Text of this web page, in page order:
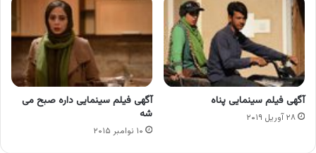
آگهی فیلم سینمایی پناه
۲۸ آوریل ۲۰۱۹
آگهی فیلم سینمایی داره صبح می
شه
۱۰ نوامبر ۲۰۱۵